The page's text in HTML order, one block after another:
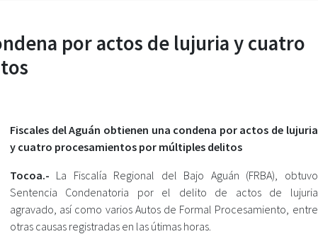
por actos de lujuria y cuatro
Fiscales del Aguán obtienen una condena por actos de lujuria
y cuatro procesamientos por múltiples delitos
Tocoa.- La Fiscalía Regional del Bajo Aguán (FRBA), obtuvo
Sentencia Condenatoria por el delito de actos de lujuria
agravado, así como varios Autos de Formal Procesamiento, entre
otras causas registradas en las útimas horas.